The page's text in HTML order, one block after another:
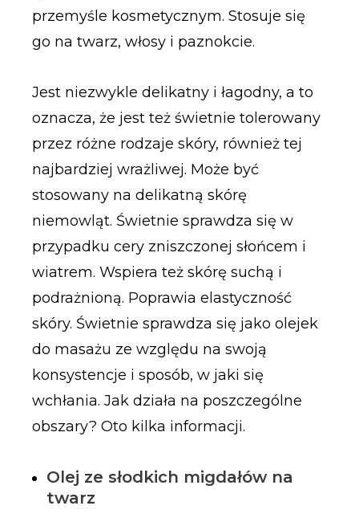
przemyśle kosmetycznym. Stosuje się
go na twarz, włosy i paznokcie.
Jest niezwykle delikatny i łagodny, a to
oznacza, że jest też świetnie tolerowany
przez różne rodzaje skóry, również tej
najbardziej wrażliwej. Może być
stosowany na delikatną skórę
niemowląt. Świetnie sprawdza się w
przypadku cery zniszczonej słońcem i
wiatrem. Wspiera też skórę suchą i
podrażnioną. Poprawia elastyczność
skóry. Świetnie sprawdza się jako olejek
do masażu ze względu na swoją
konsystencje i sposób, w jaki się
wchłania. Jak działa na poszczególne
obszary? Oto kilka informacji.
Olej ze słodkich migdałów na
twarz